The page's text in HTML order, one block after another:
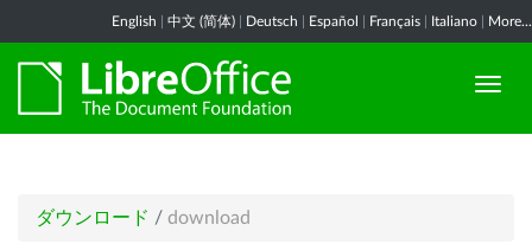
English 中文 (简体) Deutsch Español Français Italiano More...
ダウンロード / download